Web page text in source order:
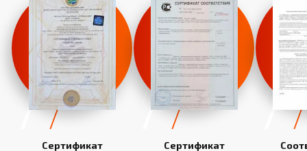
Сертификат
Сертификат